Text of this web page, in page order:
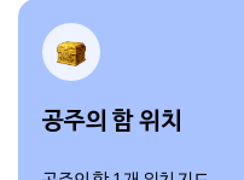
공주의 함 위치